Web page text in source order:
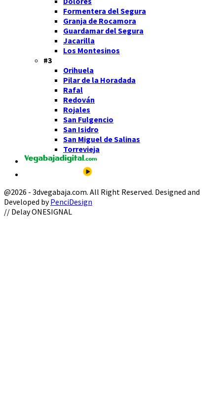
Formentera del Segura
Granja de Rocamora
Guardamar del Segura
Jacarilla
Los Montesinos
#3
Orihuela
Pilar de la Horadada
Rafal
Redován
Rojales
San Fulgencio
San Isidro
San Miguel de Salinas
Torrevieja
@2026 - 3dvegabaja.com. All Right Reserved. Designed and
Developed byPenciDesign
Facebook
Twitter
Instagram
Youtube
Email
// Delay ONESIGNAL